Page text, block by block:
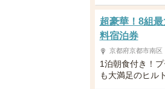
超豪華！8組
料宿泊券
京都府京都市南区
1泊朝食付き！
も大満足のヒル